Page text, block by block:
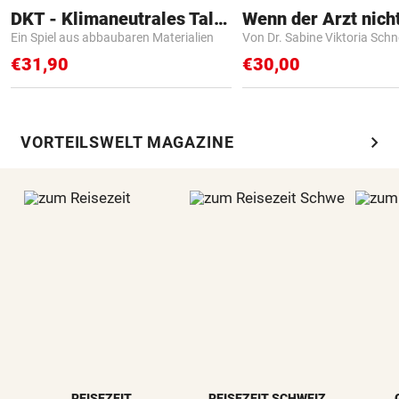
DKT - Klimaneutrales Talent
Ein Spiel aus abbaubaren Materialien
€31,90
Von Dr. Sabine Viktoria
€30,00
VORTEILSWELT MAGAZINE chevron_right